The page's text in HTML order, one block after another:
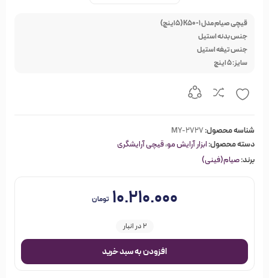
قیچی صیام مدل K50-1 (5اینچ)
جنس بدنه استیل
جنس تیغه استیل
سایز: 5 اینچ
شناسه محصول:MY-2727
دسته محصول:ابزار آرایش مو،قیچی آرایشگری
برند:صیام(فینی)
۱۰.۲۱۰.۰۰۰ تومان
2 در انبار
افزودن به سبد خرید